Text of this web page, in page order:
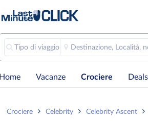
Tipo di viaggio Destinazione, Località,
Home Vacanze Crociere Deals
Crociere Celebrity Celebrity Ascent